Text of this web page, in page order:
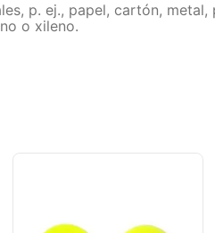
p. ej., papel, cartón, metal,
o xileno.